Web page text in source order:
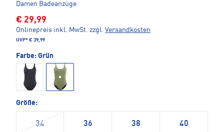
Damen Badeanzüge
€ 29,99
Onlinepreis inkl. MwSt. zzgl. Versandkosten
UVP* € 39,99
Farbe: Grün
Größe:
34 36 38 40